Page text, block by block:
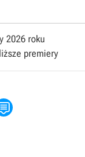
2026 roku
premiery